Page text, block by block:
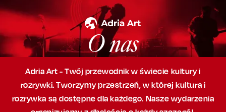
O nas
Adria Art - Twój przewodnik w świecie kultury i
rozrywki. Tworzymy przestrzeń,w której kultura i
rozrywka są dostępne dla każdego. Nasze wydarzenia